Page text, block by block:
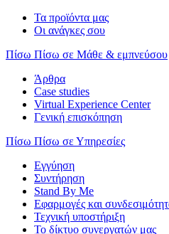
Τα προϊόντα μας
Οι ανάγκες σου
Πίσω Πίσω σε Μάθε & εμπνεύσου
Άρθρα
Case studies
Virtual Experience Center
Γενική επισκόπηση
Πίσω Πίσω σε Υπηρεσίες
Εγγύηση
Συντήρηση
Stand By Me
Εφαρμογές και
Τεχνική υποστήριξη
Το δίκτυο συνεργατών μας